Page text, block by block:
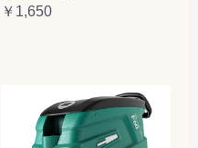
￥1,650